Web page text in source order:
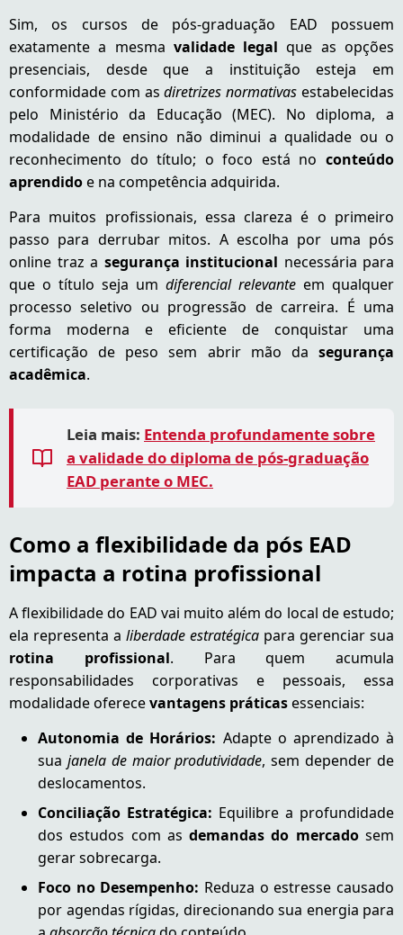
Sim, os cursos de pós-graduação EAD possuem
exatamente a mesma validade legal que as opções
presenciais, desde que a instituição esteja em
conformidade com asdiretrizes normativas estabelecidas
pelo Ministério da Educação (MEC). No diploma, a
modalidade de ensino não diminui a qualidade ou o
reconhecimento do título; o foco está no conteúdo
aprendidoe na competência adquirida.
Para muitos profissionais, essa clareza é o primeiro
passo para derrubar mitos. A escolha por uma pós
online traz a segurança institucional necessária para
que o título seja um diferencial relevante em qualquer
processo seletivo ou progressão de carreira. É uma
forma moderna e eficiente de conquistar uma
certificação de peso sem abrir mão da segurança
acadêmica.
Leia mais: Entenda profundamente sobre
a validade do diploma de pós-graduação
EAD perante o MEC.
Como a flexibilidade da pós EAD
impacta a rotina profissional
A flexibilidade do EAD vai muito além do local de estudo;
ela representa a liberdade estratégica para gerenciar sua
rotina profissional. Para quem acumula
responsabilidades corporativas e pessoais, essa
modalidade oferecevantagens práticasessenciais:
Autonomia de Horários: Adapte o aprendizado à
sua janela de maior produtividade, sem depender de
deslocamentos.
Conciliação Estratégica: Equilibre a profundidade
dos estudos com asdemandas do mercadosem
gerar sobrecarga.
Foco no Desempenho: Reduza o estresse causado
por agendas rígidas, direcionando sua energia para